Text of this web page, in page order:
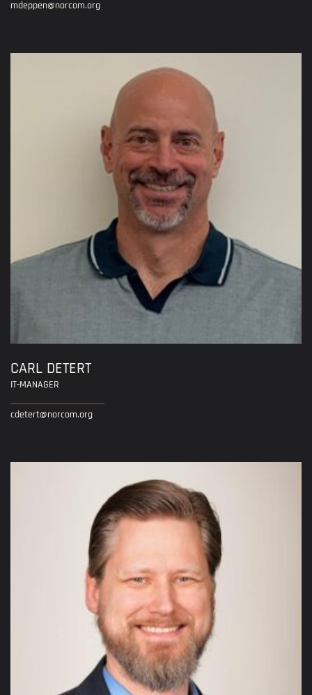
mdeppen@norcom.org
CARL DETERT
IT-MANAGER
cdetert@norcom.org